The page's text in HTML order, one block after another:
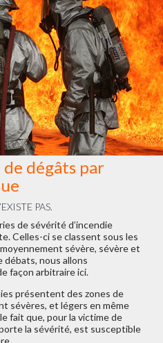
dégâts par
PAS.
de sévérité d’incendie
Celles-ci se classent sous les
sévère, sévère et
débats, nous allons
façon arbitraire ici.
présentent des zones de
sévères, et légers en même
fait que, pour la victime de
la sévérité, est susceptible